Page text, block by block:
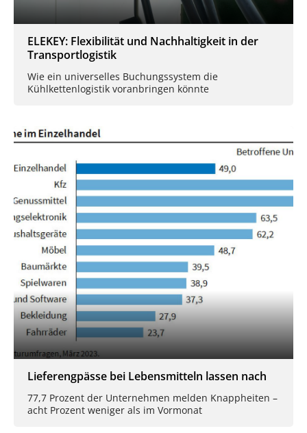
ELEKEY: Flexibilität und Nachhaltigkeit in der
Transportlogistik
Wie ein universelles Buchungssystem die
Kühlkettenlogistik voranbringen könnte
Lieferengpässe bei Lebensmitteln lassen nach
77,7 Prozent der Unternehmen melden Knappheiten –
acht Prozent weniger als im Vormonat